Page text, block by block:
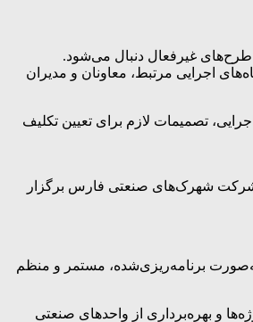
غیرفعال دنبال می‌شود.
با حضور اعضای کمیته، نمایندگان دستگاه‌های اجرایی مرتبط، معاونان و مدیران
تصمیمات لازم برای تعیین تکلیف
شرکت شهرک‌های صنعتی فارس برگزار
برنامه‌ریزی‌شده، مستمر و منظم
و بهره‌برداری از واحدهای صنعتی